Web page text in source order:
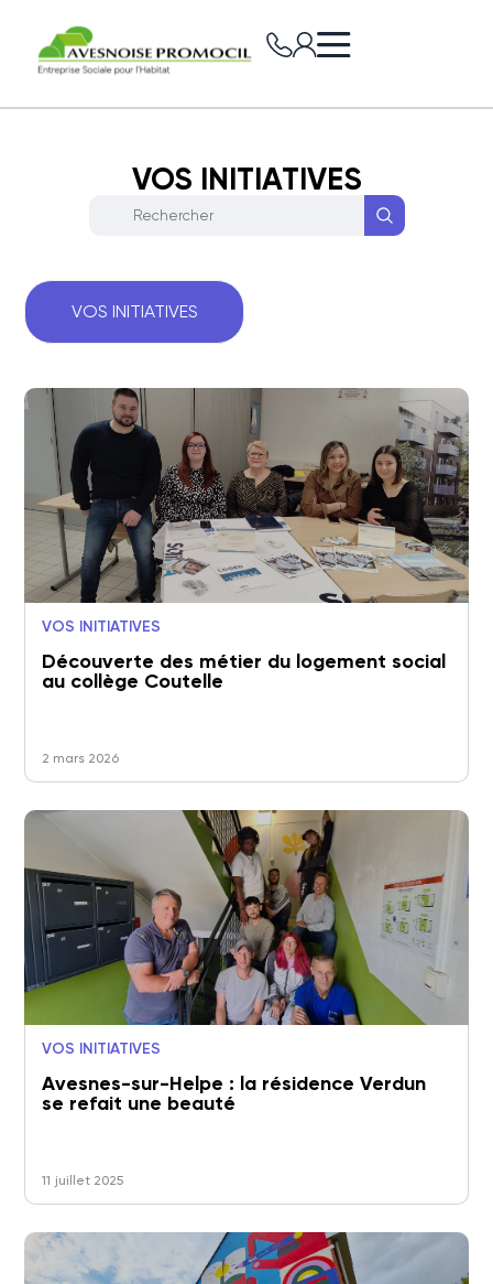
VOS INITIATIVES
VOS INITIATIVES
VOS INITIATIVES
Découverte des métier du logement social
au collège Coutelle
2 mars 2026
VOS INITIATIVES
Avesnes-sur-Helpe : la résidence Verdun
se refait une beauté
11 juillet 2025